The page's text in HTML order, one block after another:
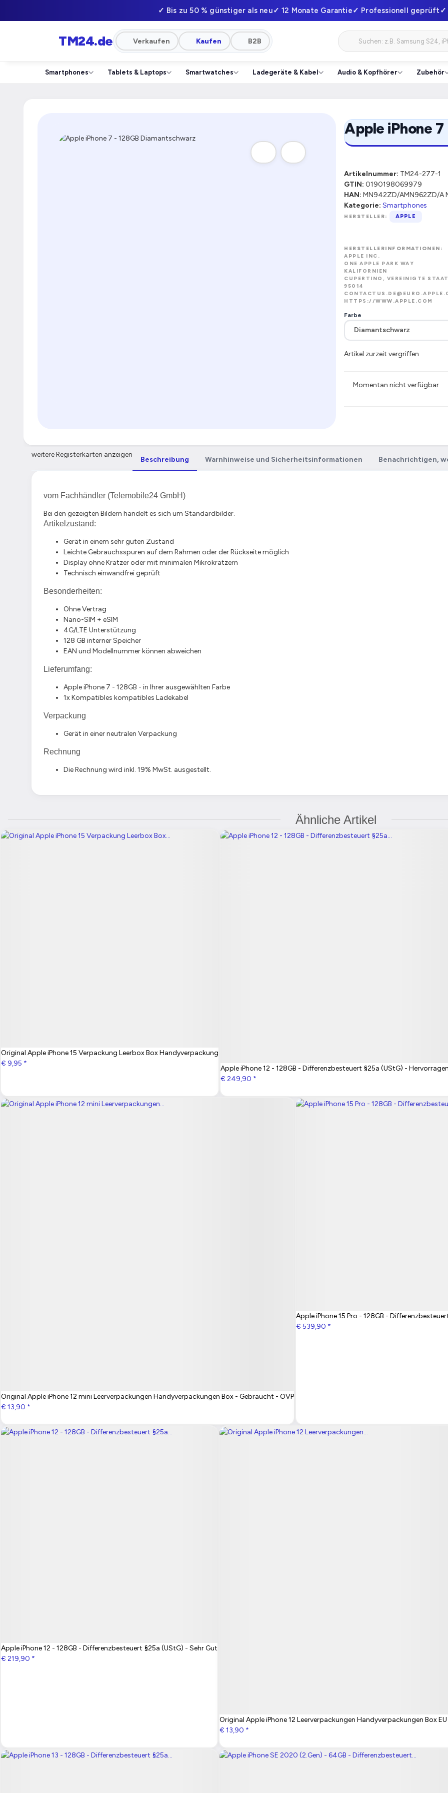
✓ Bis zu 50 % günstiger als neu✓ 12 Monate Garantie✓ Professionell geprüft ✓
TM24.de Verkaufen Kaufen B2B
Smartphones Tablets & Laptops Smartwatches Ladegeräte & Kabel Audio & Kopfhörer Zubehör
Apple iPhone
Artikelnummer: TM24-277-1
GTIN: 0190198069979
HAN: MN942ZD/AMN962ZD/A
Kategorie: Smartphones
HERSTELLER: APPLE
HERSTELLERINFORMATIONEN:
APPLE INC.
ONE APPLE PARK WAY
KALIFORNIEN
CUPERTINO, VEREINIGTE
95014
HTTPS://WWW.APPLE.COM
Farbe
Artikel zurzeit vergriffen
Momentan nicht verfügbar
weitere Registerkarten anzeigen
Beschreibung Warnhinweise und Sicherheitsinformationen Benachrichtigen,
vom Fachhändler (Telemobile24 GmbH)
Bei den gezeigten Bildern handelt es sich um Standardbilder.
Artikelzustand:
Gerät in einem sehr guten Zustand
Leichte Gebrauchsspuren auf dem Rahmen oder der Rückseite möglich
Display ohne Kratzer oder mit minimalen Mikrokratzern
Technisch einwandfrei geprüft
Besonderheiten:
Ohne Vertrag
Nano-SIM + eSIM
4G/LTE Unterstützung
128 GB interner Speicher
EAN und Modellnummer können abweichen
Lieferumfang:
Apple iPhone 7 - 128GB - in Ihrer ausgewählten Farbe
1x Kompatibles kompatibles Ladekabel
Verpackung
Gerät in einer neutralen Verpackung
Rechnung
Die Rechnung wird inkl. 19% MwSt. ausgestellt.
Ähnliche Artikel
Original Apple iPhone 15 Verpackung Leerbox Box Handyverpackung
€ 9,95 *
Apple iPhone 12 - 128GB - Differenzbesteuert §25a (UStG) -
€ 249,90 *
Original Apple iPhone 12 mini Leerverpackungen Handyverpackungen Box - Gebraucht - OVP
€ 13,90 *
Apple iPhone 15 Pro - 128GB -
€ 539,90 *
Apple iPhone 12 - 128GB - Differenzbesteuert §25a (UStG) - Sehr Gut
€ 219,90 *
Original Apple iPhone 12 Leerverpackungen Handyverpackungen Box
€ 13,90 *